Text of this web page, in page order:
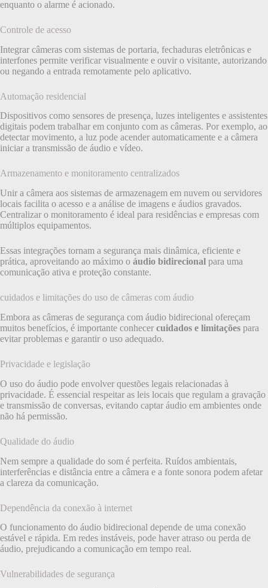
enquanto o alarme é acionado.
Controle de acesso
Integrar câmeras com sistemas de portaria, fechaduras eletrônicas e
interfones permite verificar visualmente e ouvir o visitante, autorizando
ou negando a entrada remotamente pelo aplicativo.
Automação residencial
Dispositivos como sensores de presença, luzes inteligentes e assistentes
digitais podem trabalhar em conjunto com as câmeras. Por exemplo, ao
detectar movimento, a luz pode acender automaticamente e a câmera
iniciar a transmissão de áudio e vídeo.
Armazenamento e monitoramento centralizados
Unir a câmera aos sistemas de armazenagem em nuvem ou servidores
locais facilita o acesso e a análise de imagens e áudios gravados.
Centralizar o monitoramento é ideal para residências e empresas com
múltiplos equipamentos.
Essas integrações tornam a segurança mais dinâmica, eficiente e
prática, aproveitando ao máximo o áudio bidirecional para uma
comunicação ativa e proteção constante.
cuidados e limitações do uso de câmeras com áudio
Embora as câmeras de segurança com áudio bidirecional ofereçam
muitos benefícios, é importante conhecer cuidados e limitações para
evitar problemas e garantir o uso adequado.
Privacidade e legislação
O uso do áudio pode envolver questões legais relacionadas à
privacidade. É essencial respeitar as leis locais que regulam a gravação
e transmissão de conversas, evitando captar áudio em ambientes onde
não há permissão.
Qualidade do áudio
Nem sempre a qualidade do som é perfeita. Ruídos ambientais,
interferências e distância entre a câmera e a fonte sonora podem afetar
a clareza da comunicação.
Dependência da conexão à internet
O funcionamento do áudio bidirecional depende de uma conexão
estável e rápida. Em redes instáveis, pode haver atraso ou perda de
áudio, prejudicando a comunicação em tempo real.
Vulnerabilidades de segurança